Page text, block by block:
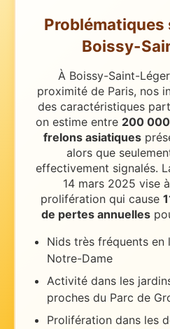
Boissy-
À Boissy-Saint-
proximité de Paris, nos
des caractéristiques
on estime entre 200
frelons asiatiques
alors que
effectivement signalés.
14 mars 2025 vise
prolifération qui cause
de pertes annuelles
Nids très fréquents en
Notre-Dame
Activité dans les
proches du Parc de
Prolifération dans les